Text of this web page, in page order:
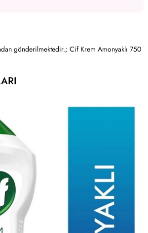
gönderilmektedir.; Cif Krem Amonyaklı 750